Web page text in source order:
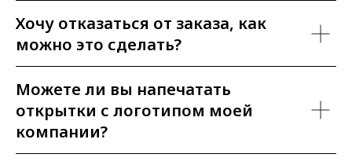
Хочу отказаться от заказа, как
можно это сделать?
Можете ли вы напечатать
открытки с логотипом моей
компании?